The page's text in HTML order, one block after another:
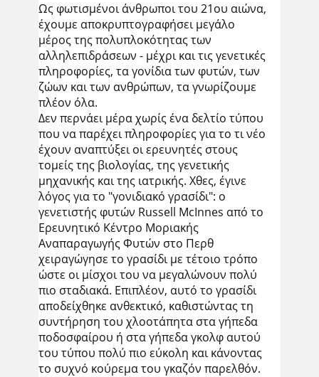
Ως φωτισμένοι άνθρωποι του 21ου αιώνα,
έχουμε αποκρυπτογραφήσει μεγάλο
μέρος της πολυπλοκότητας των
αλληλεπιδράσεων - μέχρι και τις γενετικές
πληροφορίες, τα γονίδια των φυτών, των
ζώων και των ανθρώπων, τα γνωρίζουμε
πλέον όλα.
Δεν περνάει μέρα χωρίς ένα δελτίο τύπου
που να παρέχει πληροφορίες για το τι νέο
έχουν αναπτύξει οι ερευνητές στους
τομείς της βιολογίας, της γενετικής
μηχανικής και της ιατρικής. Χθες, έγινε
λόγος για το "γονιδιακό γρασίδι": ο
γενετιστής φυτών Russell McInnes από το
Ερευνητικό Κέντρο Μοριακής
Αναπαραγωγής Φυτών στο Περθ
χειραγώγησε το γρασίδι με τέτοιο τρόπο
ώστε οι μίσχοι του να μεγαλώνουν πολύ
πιο σταδιακά. Επιπλέον, αυτό το γρασίδι
αποδείχθηκε ανθεκτικό, καθιστώντας τη
συντήρηση του χλοοτάπητα στα γήπεδα
ποδοσφαίρου ή στα γήπεδα γκολφ αυτού
του τύπου πολύ πιο εύκολη και κάνοντας
το συχνό κούρεμα του γκαζόν παρελθόν.